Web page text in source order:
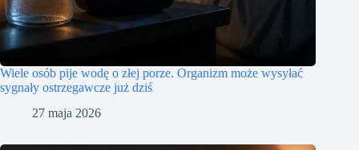
Wiele osób pije wodę o złej porze. Organizm może wysyłać
sygnały ostrzegawcze już dziś
27 maja 2026